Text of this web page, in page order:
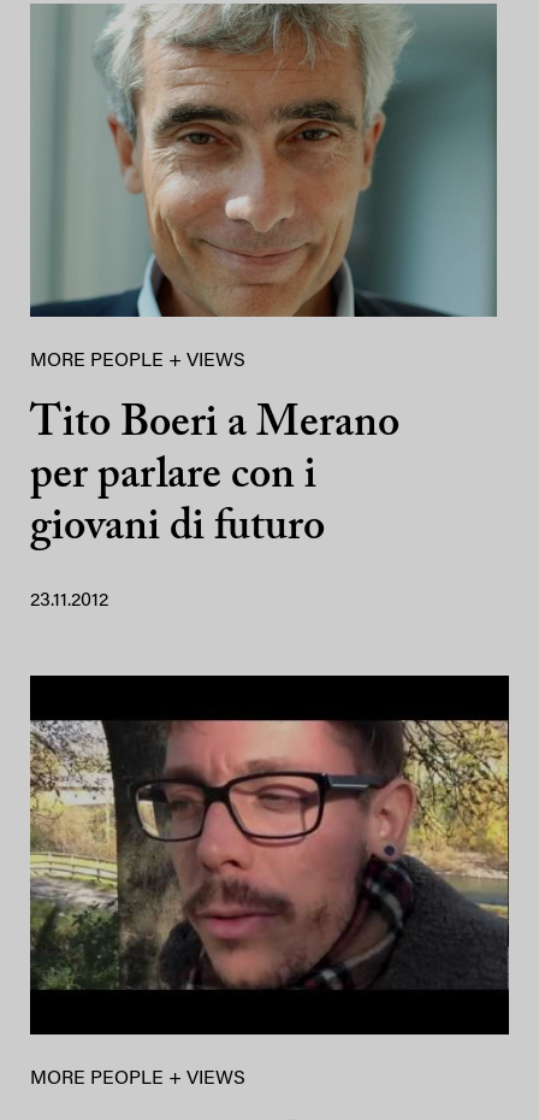
MORE PEOPLE + VIEWS
Tito Boeri a Merano
per parlare con i
giovani di futuro
23.11.2012
MORE PEOPLE + VIEWS